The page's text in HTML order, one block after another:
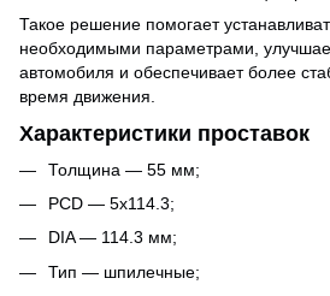
Такое решение помогает
необходимыми параметрами,
автомобиля и обеспечивает более
время движения.
Характеристики проставок
Толщина — 55 мм;
PCD — 5x114.3;
DIA — 114.3 мм;
Тип — шпилечные;